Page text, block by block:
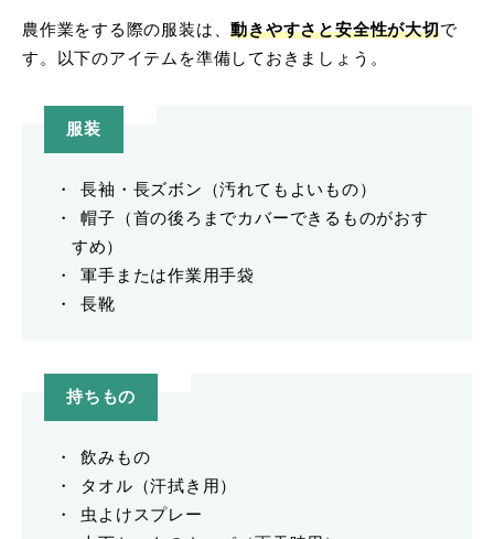
農作業をする際の服装は、動きやすさと安全性が大切で
す。以下のアイテムを準備しておきましょう。
服装
長袖・長ズボン（汚れてもよいもの）
帽子（首の後ろまでカバーできるものがおす
すめ）
軍手または作業用手袋
長靴
持ちもの
飲みもの
タオル（汗拭き用）
虫よけスプレー